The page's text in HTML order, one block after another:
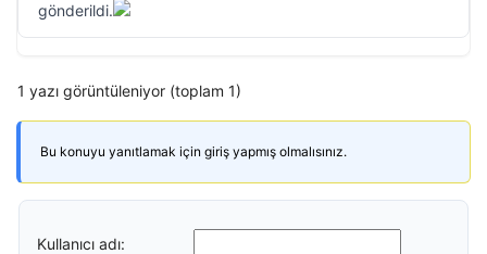
gönderildi.
1 yazı görüntüleniyor (toplam 1)
Bu konuyu yanıtlamak için giriş yapmış olmalısınız.
Kullanıcı adı: